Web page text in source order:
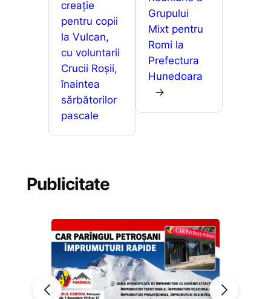
k
ă
creație
pentru copii
la Vulcan,
cu voluntarii
Crucii Roșii,
înaintea
sărbătorilor
pascale
Grupului
Mixt pentru
Romi la
Prefectura
Hunedoara
→
Publicitate